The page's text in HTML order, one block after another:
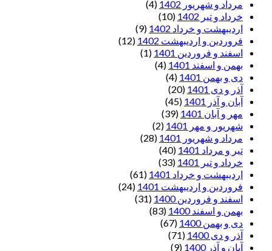
مرداد و شهریور 1402
(4)
خرداد و تیر 1402
(10)
اردیبهشت و خرداد 1402
(9)
فروردین و اردیبهشت 1402
(12)
اسفند و فروردین 1401
(1)
بهمن و اسفند 1401
(4)
دی و بهمن 1401
(4)
آذر و دی 1401
(20)
آبان و آذر 1401
(45)
مهر و آبان 1401
(39)
شهریور و مهر 1401
(2)
مرداد و شهریور 1401
(28)
تیر و مرداد 1401
(40)
خرداد و تیر 1401
(33)
اردیبهشت و خرداد 1401
(61)
فروردین و اردیبهشت 1401
(24)
اسفند و فروردین 1400
(31)
بهمن و اسفند 1400
(83)
دی و بهمن 1400
(67)
آذر و دی 1400
(71)
آبان و آذر 1400
(9)